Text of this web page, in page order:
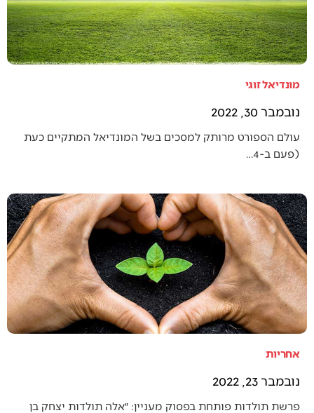
מונדיאל זוגי
נובמבר 30, 2022
עולם הספורט מרותק למסכים בשל המונדיאל המתקיים כעת
(פעם ב-4…
אחריות
נובמבר 23, 2022
פרשת תולדות פותחת בפסוק מעניין: ״אלה תולדות יצחק בן